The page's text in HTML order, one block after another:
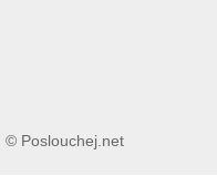
© Poslouchej.net